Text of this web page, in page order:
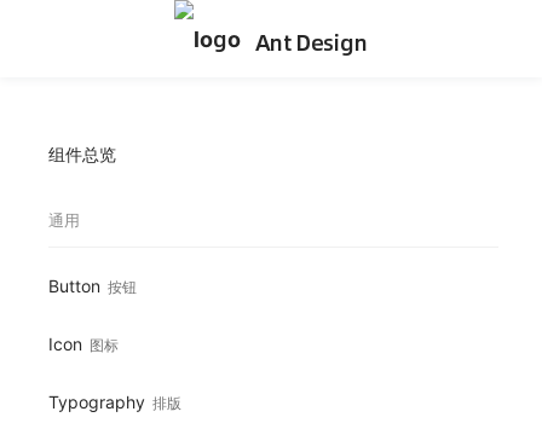
Ant Design
组件总览
通用
Button 按钮
Icon 图标
Typography 排版